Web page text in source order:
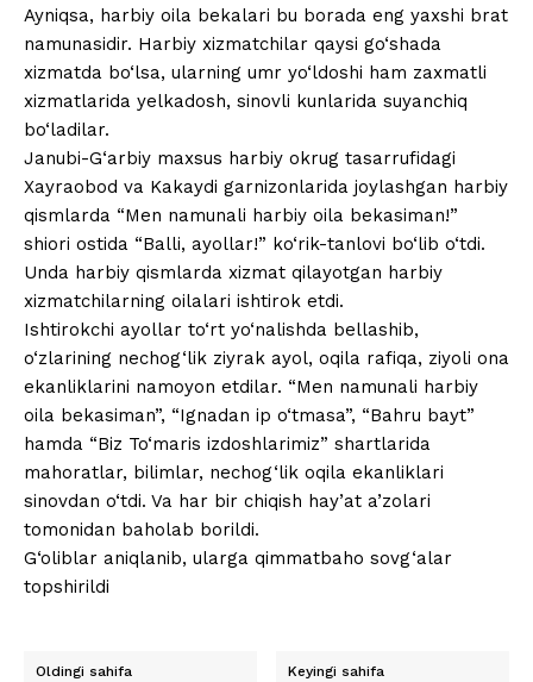
Ayniqsa, harbiy oila bekalari bu borada eng yaxshi brat
namunasidir. Harbiy xizmatchilar qaysi go‘shada
xizmatda bo‘lsa, ularning umr yo‘ldoshi ham zaxmatli
xizmatlarida yelkadosh, sinovli kunlarida suyanchiq
bo‘ladilar.
Janubi-G‘arbiy maxsus harbiy okrug tasarrufidagi
Xayraobod va Kakaydi garnizonlarida joylashgan harbiy
qismlarda “Men namunali harbiy oila bekasiman!”
shiori ostida “Balli, ayollar!” ko‘rik-tanlovi bo‘lib o‘tdi.
Unda harbiy qismlarda xizmat qilayotgan harbiy
xizmatchilarning oilalari ishtirok etdi.
Ishtirokchi ayollar to‘rt yo‘nalishda bellashib,
o‘zlarining nechog‘lik ziyrak ayol, oqila rafiqa, ziyoli ona
ekanliklarini namoyon etdilar. “Men namunali harbiy
oila bekasiman”, “Ignadan ip o‘tmasa”, “Bahru bayt”
hamda “Biz To‘maris izdoshlarimiz” shartlarida
mahoratlar, bilimlar, nechog‘lik oqila ekanliklari
sinovdan o‘tdi. Va har bir chiqish hay’at a’zolari
tomonidan baholab borildi.
G‘oliblar aniqlanib, ularga qimmatbaho sovg‘alar
topshirildi
Oldingi sahifa Keyingi sahifa